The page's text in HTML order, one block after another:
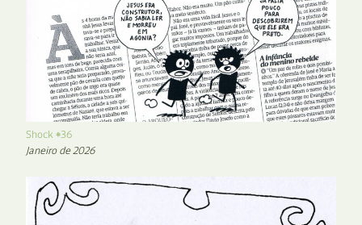
Shock #36
Janeiro de 2026